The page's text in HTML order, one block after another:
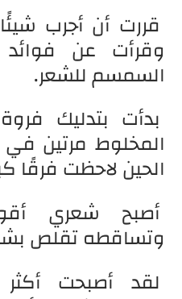
قررت أن أجرب
وقرأت عن فوائد
السمسم للشعر.
بدأت بتدليك
المخلوط مرتين في
الحين لاحظت فرقًا
أصبح شعري
وتساقطه تقلص
لقد أصبحت